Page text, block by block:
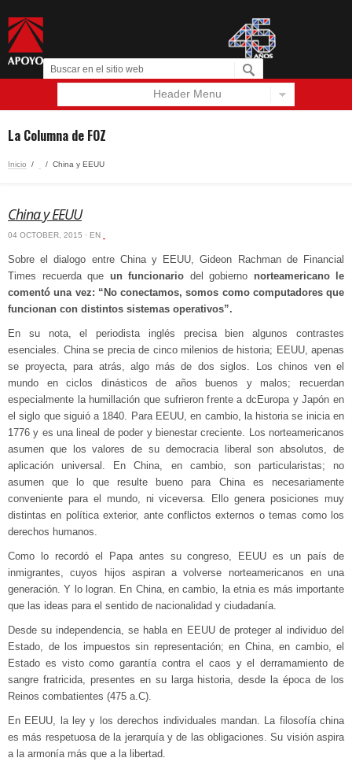
Header Menu
La Columna de FOZ
Inicio / / China y EEUU
China y EEUU
04 OCTOBER, 2015 · EN
Sobre el dialogo entre China y EEUU, Gideon Rachman de Financial
Times recuerda que un funcionario del gobierno norteamericano le
comentó una vez: “No conectamos, somos como computadores que
funcionan con distintos sistemas operativos”.
En su nota, el periodista inglés precisa bien algunos contrastes
esenciales. China se precia de cinco milenios de historia; EEUU, apenas
se proyecta, para atrás, algo más de dos siglos. Los chinos ven el
mundo en ciclos dinásticos de años buenos y malos; recuerdan
especialmente la humillación que sufrieron frente a dcEuropa y Japón en
el siglo que siguió a 1840. Para EEUU, en cambio, la historia se inicia en
1776 y es una lineal de poder y bienestar creciente. Los norteamericanos
asumen que los valores de su democracia liberal son absolutos, de
aplicación universal. En China, en cambio, son particularistas; no
asumen que lo que resulte bueno para China es necesariamente
conveniente para el mundo, ni viceversa. Ello genera posiciones muy
distintas en política exterior, ante conflictos externos o temas como los
derechos humanos.
Como lo recordó el Papa antes su congreso, EEUU es un país de
inmigrantes, cuyos hijos aspiran a volverse norteamericanos en una
generación. Y lo logran. En China, en cambio, la etnia es más importante
que las ideas para el sentido de nacionalidad y ciudadanía.
Desde su independencia, se habla en EEUU de proteger al individuo del
Estado, de los impuestos sin representación; en China, en cambio, el
Estado es visto como garantía contra el caos y el derramamiento de
sangre fratricida, presentes en su larga historia, desde la época de los
Reinos combatientes (475 a.C).
En EEUU, la ley y los derechos individuales mandan. La filosofía china
es más respetuosa de la jerarquía y de las obligaciones. Su visión aspira
a la armonía más que a la libertad.